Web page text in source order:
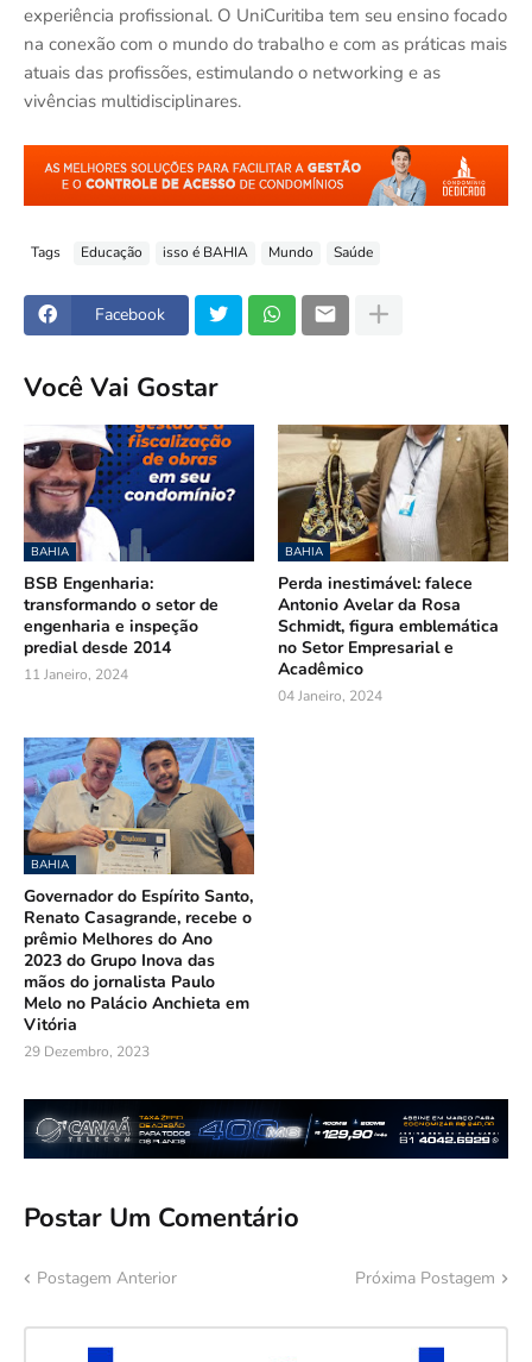
experiência profissional. O UniCuritiba tem seu ensino focado
na conexão com o mundo do trabalho e com as práticas mais
atuais das profissões, estimulando o networking e as
vivências multidisciplinares.
Tags Educação isso é BAHIA Mundo Saúde
Facebook
Você Vai Gostar
BAHIA
BSB Engenharia:
transformando o setor de
engenharia e inspeção
predial desde 2014
11 Janeiro, 2024
BAHIA
Perda inestimável: falece
Antonio Avelar da Rosa
Schmidt, figura emblemática
no Setor Empresarial e
Acadêmico
04 Janeiro, 2024
BAHIA
Governador do Espírito Santo,
Renato Casagrande, recebe o
prêmio Melhores do Ano
2023 do Grupo Inova das
mãos do jornalista Paulo
Melo no Palácio Anchieta em
Vitória
29 Dezembro, 2023
Postar Um Comentário
Postagem Anterior Próxima Postagem